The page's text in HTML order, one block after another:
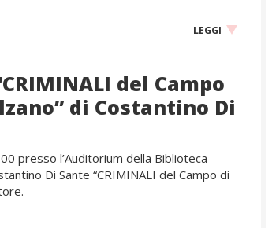
LEGGI
del Campo
di Costantino Di
presso l’Auditorium della Biblioteca
Di Sante “CRIMINALI del Campo di